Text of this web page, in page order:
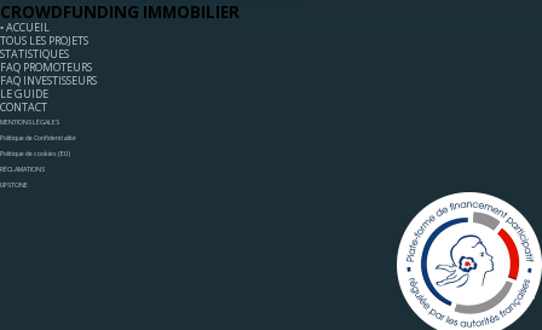
CROWDFUNDING IMMOBILIER
◦ ACCUEIL
TOUS LES PROJETS
STATISTIQUES
FAQ PROMOTEURS
FAQ INVESTISSEURS
LE GUIDE
CONTACT
MENTIONS LÉGALES
Politique de Confidentialité
Politique de cookies (EU)
RÉCLAMATIONS
UPSTONE